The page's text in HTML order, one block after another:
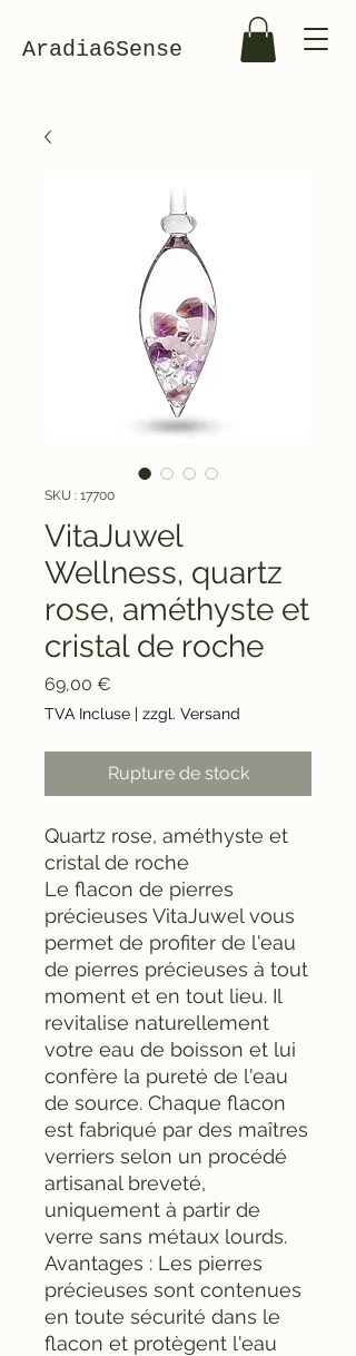
Aradia6Sense
SKU : 17700
VitaJuwel
Wellness, quartz
rose, améthyste et
cristal de roche
69,00 €
TVA Incluse | zzgl. Versand
Rupture de stock
Quartz rose, améthyste et
cristal de roche
Le flacon de pierres
précieuses VitaJuwel vous
permet de profiter de l'eau
de pierres précieuses à tout
moment et en tout lieu. Il
revitalise naturellement
votre eau de boisson et lui
confère la pureté de l'eau
de source. Chaque flacon
est fabriqué par des maîtres
verriers selon un procédé
artisanal breveté,
uniquement à partir de
verre sans métaux lourds.
Avantages : Les pierres
précieuses sont contenues
en toute sécurité dans le
flacon et protègent l'eau